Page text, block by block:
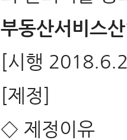
부동산서비스
[시행
[제정]
◇ 제정이유